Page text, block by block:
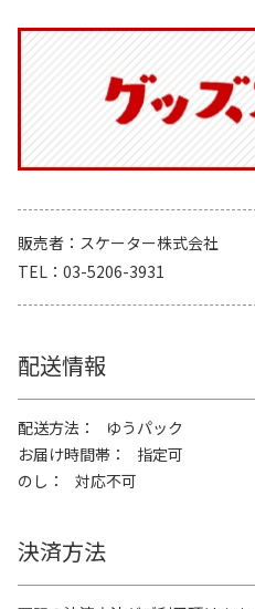
販売者
スケーター株式会社
TEL
03-5206-3931
配送情報
配送方法
ゆうパック
お届け時間帯
指定可
のし
対応不可
決済方法